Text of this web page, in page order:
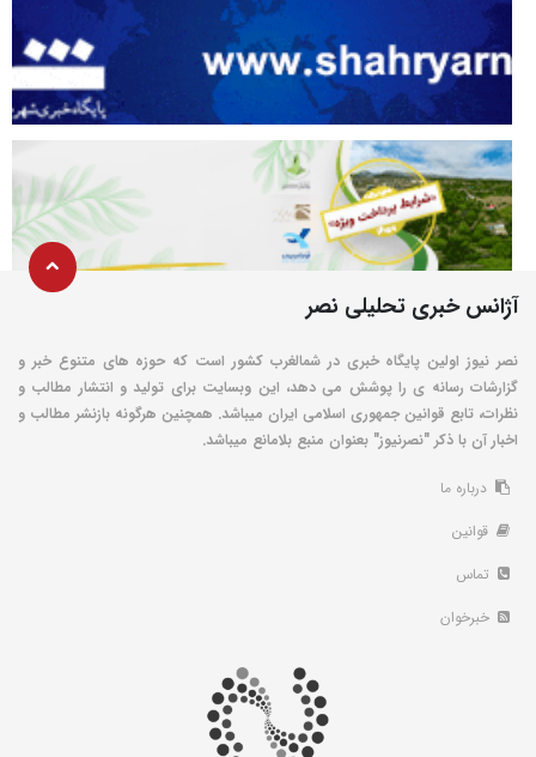
آژانس خبری تحلیلی نصر
نصر نیوز اولین پایگاه خبری در شمالغرب کشور است که حوزه های متنوع خبر و
گزارشات رسانه ی را پوشش می دهد، این وبسایت برای تولید و انتشار مطالب و
نظرات، تابع قوانین جمهوری اسلامی ایران میباشد. همچنین هرگونه بازنشر مطالب و
اخبار آن با ذکر "نصرنیوز" بعنوان منبع بلامانع میباشد.
درباره ما
قوانین
تماس
خبرخوان